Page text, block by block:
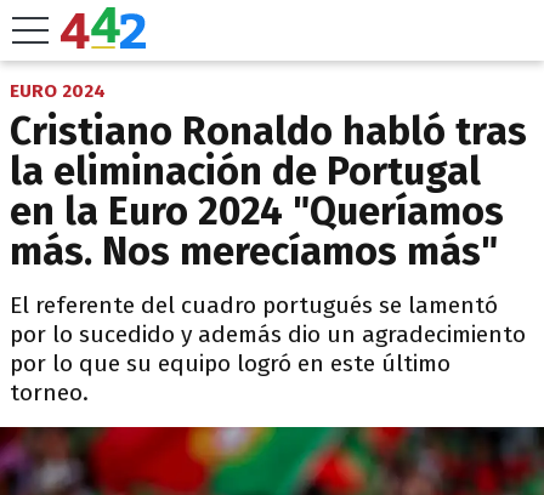
EURO 2024
Cristiano Ronaldo habló tras
la eliminación de Portugal
en la Euro 2024 "Queríamos
más. Nos merecíamos más"
El referente del cuadro portugués se lamentó
por lo sucedido y además dio un agradecimiento
por lo que su equipo logró en este último
torneo.